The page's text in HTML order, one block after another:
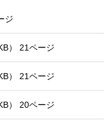
ジ
） 21ページ
） 21ページ
） 20ページ